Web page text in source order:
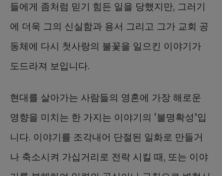
들에게 좀처럼 믿기 힘든 일을 당했지만, 그러기
에 더욱 그의 신실함과 용서 그리고 그가 교회 공
동체에 다시 첫사랑의 불꽃을 일으킨 이야기가
도드라져 보입니다.
현대를 살아가는 사람들의 영혼에 가장 해로운
영향을 미치는 한 가지는 이야기의 ‘불명확성’입
니다. 이야기를 조각내어 단절된 일화로 만들거
나 축소시켜 가십거리로 전락 시킬 때, 또는 이야